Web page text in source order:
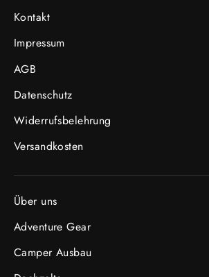
Kontakt
Impressum
AGB
Datenschutz
Widerrufsbelehrung
Versandkosten
Über uns
Adventure Gear
Camper Ausbau